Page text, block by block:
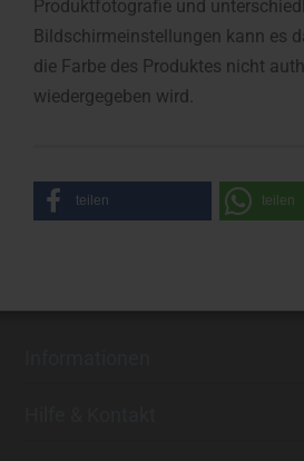
Produktfotografie und
Bildschirmeinstellungen kann es
die Farbe des Produktes nicht
wiedergegeben wird.
teilen teilen